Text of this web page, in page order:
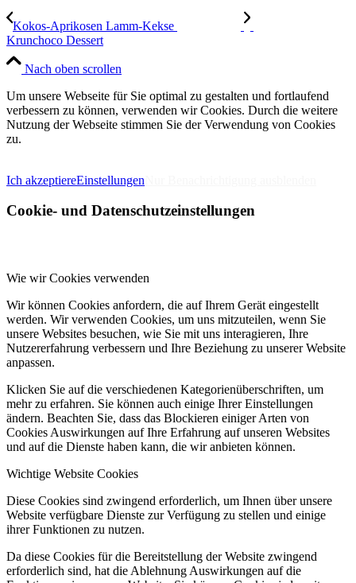
Kokos-Aprikosen Lamm-Kekse
Krunchoco Dessert
Nach oben scrollen
Um unsere Webseite für Sie optimal zu gestalten und fortlaufend
verbessern zu können, verwenden wir Cookies. Durch die weitere
Nutzung der Webseite stimmen Sie der Verwendung von Cookies
zu.
Ich akzeptiereEinstellungen
Cookie- und Datenschutzeinstellungen
Wie wir Cookies verwenden
Wir können Cookies anfordern, die auf Ihrem Gerät eingestellt
werden. Wir verwenden Cookies, um uns mitzuteilen, wenn Sie
unsere Websites besuchen, wie Sie mit uns interagieren, Ihre
Nutzererfahrung verbessern und Ihre Beziehung zu unserer Website
anpassen.
Klicken Sie auf die verschiedenen Kategorienüberschriften, um
mehr zu erfahren. Sie können auch einige Ihrer Einstellungen
ändern. Beachten Sie, dass das Blockieren einiger Arten von
Cookies Auswirkungen auf Ihre Erfahrung auf unseren Websites
und auf die Dienste haben kann, die wir anbieten können.
Wichtige Website Cookies
Diese Cookies sind zwingend erforderlich, um Ihnen über unsere
Website verfügbare Dienste zur Verfügung zu stellen und einige
ihrer Funktionen zu nutzen.
Da diese Cookies für die Bereitstellung der Website zwingend
erforderlich sind, hat die Ablehnung Auswirkungen auf die